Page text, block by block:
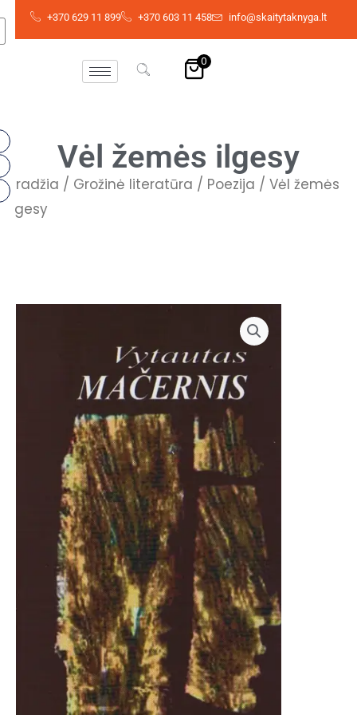
+370 629 11 899 +370 603 11 458 info@skaitytaknyga.lt
0
Vėl žemės ilgesy
Pradžia / Grožinė literatūra / Poezija / Vėl žemės
ilgesy